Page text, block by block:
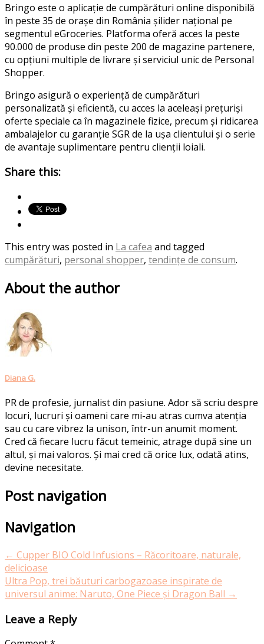
Bringo este o aplicație de cumpărături online disponibilă
în peste 35 de orașe din România șilider național pe
segmentul eGroceries. Platforma oferă acces la peste
90.000 de produse din peste 200 de magazine partenere,
cu opțiuni multiple de livrare și serviciul unicde Personal
Shopper.
Bringo asigură o experiență de cumpărături
personalizată și eficientă, cu acces la aceleași prețuriși
oferte speciale ca în magazinele fizice, precum și ridicarea
ambalajelorcu garanție SGR de la ușa clientului și o serie
de avantaje suplimentare pentru clienții loiali.
Share this:
This entry was posted in La cafea and tagged
cumpărături, personal shopper, tendințe de consum.
About the author
Diana G.
PR de profesie, jurnalist din pasiune. Ador să scriu despre
locuri, lucruri și oameni care mi-au atras cumva atenția
sau cu care vibrez la unison, într-un anumit moment.
Cred că fiecare lucru făcut temeinic, atrage după sine un
altul, și mai valoros. Și mai cred că orice lux, odată atins,
devine necesitate.
Post navigation
Navigation
← Cupper BIO Cold Infusions – Răcoritoare, naturale,
delicioase
Ultra Pop, trei băuturi carbogazoase inspirate de
universul anime: Naruto, One Piece și Dragon Ball →
Leave a Reply